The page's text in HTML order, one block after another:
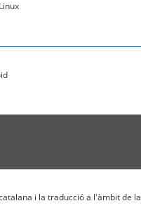
i la traducció a l'àmbit de la